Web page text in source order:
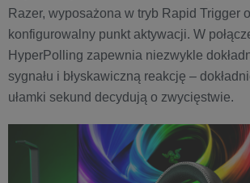
Razer, wyposażona w tryb Rapid Trigger
konfigurowalny punkt aktywacji. W
HyperPolling zapewnia niezwykle
sygnału i błyskawiczną reakcję –
ułamki sekund decydują o zwycięstwie.